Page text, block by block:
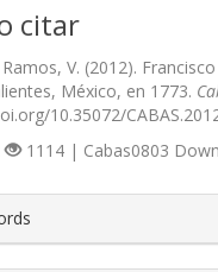
citar
V. (2012).
México, en 1773.
10.35072/
1114 | Cabas0803